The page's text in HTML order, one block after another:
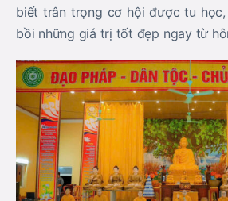
biết trân trọng cơ hội được tu
bồi những giá trị tốt đẹp ngay từ